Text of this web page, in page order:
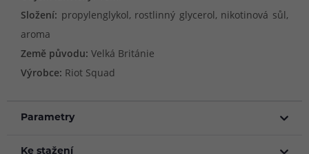
Složení: propylenglykol, rostlinný glycerol, nikotinová sůl,
aroma
Země původu: Velká Británie
Výrobce: Riot Squad
Parametry
Ke stažení